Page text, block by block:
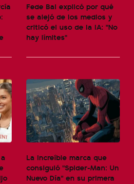
Fede Bal explicó por qué
se alejó de los medios y
criticó el uso de la IA: "No
hay límites"
La increíble marca que
consiguió "Spider-Man: Un
Nuevo Día" en su primera